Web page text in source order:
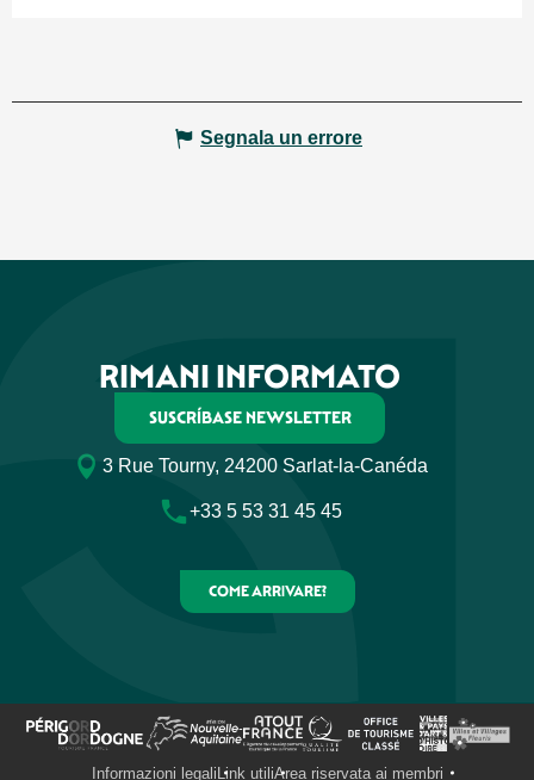
Segnala un errore
RIMANI INFORMATO
SUSCRÍBASE NEWSLETTER
3 Rue Tourny, 24200 Sarlat-la-Canéda
+33 5 53 31 45 45
COME ARRIVARE?
Informazioni legaliLink utiliArea riservata ai membri